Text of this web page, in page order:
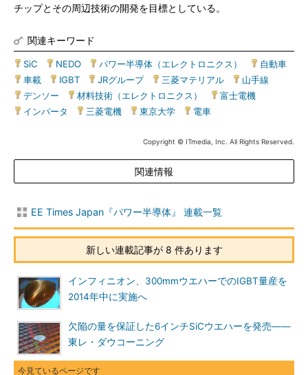
チップとその周辺技術の開発を目標としている。
関連キーワード
SiC NEDO パワー半導体（エレクトロニクス） 自動車
車載
IGBT JRグループ| 三菱マテリアル 山手線
デンソー
材料技術（エレクトロニクス） 富士電機
インバータ
三菱電機 東京大学 電車
Copyright © ITmedia, Inc. All Rights Reserved.
関連情報
EE Times Japan『パワー半導体』 連載一覧
新しい連載記事が 8 件あります
インフィニオン、300mmウエハーでのIGBT量産を
2014年中に実施へ
欠陥の量を保証した6インチSiCウエハーを発売――
東レ・ダウコーニング